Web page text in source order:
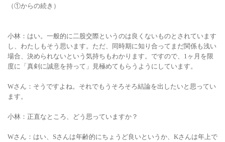
（①からの続き）
小林：はい。一般的に二股交際というのは良くないものとされています
し、わたしもそう思います。ただ、同時期に知り合ってまだ関係も浅い
場合、決められないという気持ちもわかります。ですので、1ヶ月を限
度に「真剣に誠意を持って」見極めてもらうようにしています。
Wさん ：そうですよね。それでもうそろそろ結論を出したいと思ってい
ます。
小林：正直なところ、どう思っていますか？
Wさん：はい、Sさんは年齢的にちょうど良いというか、Kさんは年上で